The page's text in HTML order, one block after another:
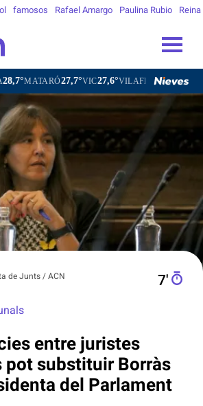
famosos Rafael Amargo Paulina Rubio
VIC27,6°VILAFRANCA DEL PENEDÈS27,4°
de Junts / ACN 7′
entre juristes
pot substituir Borràs
del Parlament